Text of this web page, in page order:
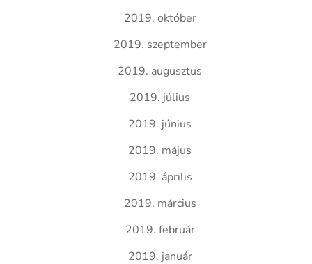
2019. október
2019. szeptember
2019. augusztus
2019. július
2019. június
2019. május
2019. április
2019. március
2019. február
2019. január